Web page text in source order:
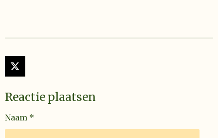
X
Reactie plaatsen
Naam *